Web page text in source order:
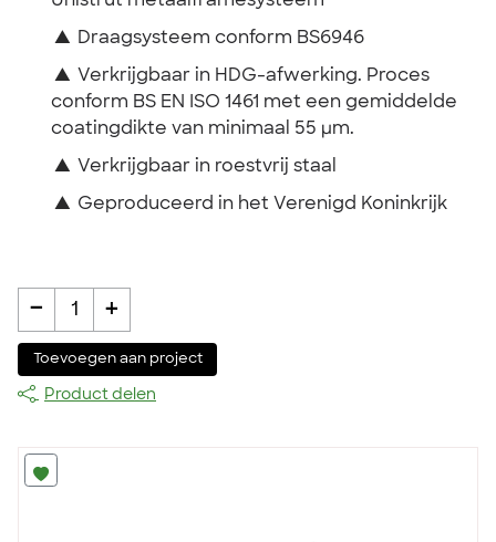
▲ Draagsysteem conform BS6946
▲ Verkrijgbaar in HDG-afwerking. Proces
conform BS EN ISO 1461 met een gemiddelde
coatingdikte van minimaal 55 µm.
▲ Verkrijgbaar in roestvrij staal
▲ Geproduceerd in het Verenigd Koninkrijk
- 1 +
Toevoegen aan project
Product delen